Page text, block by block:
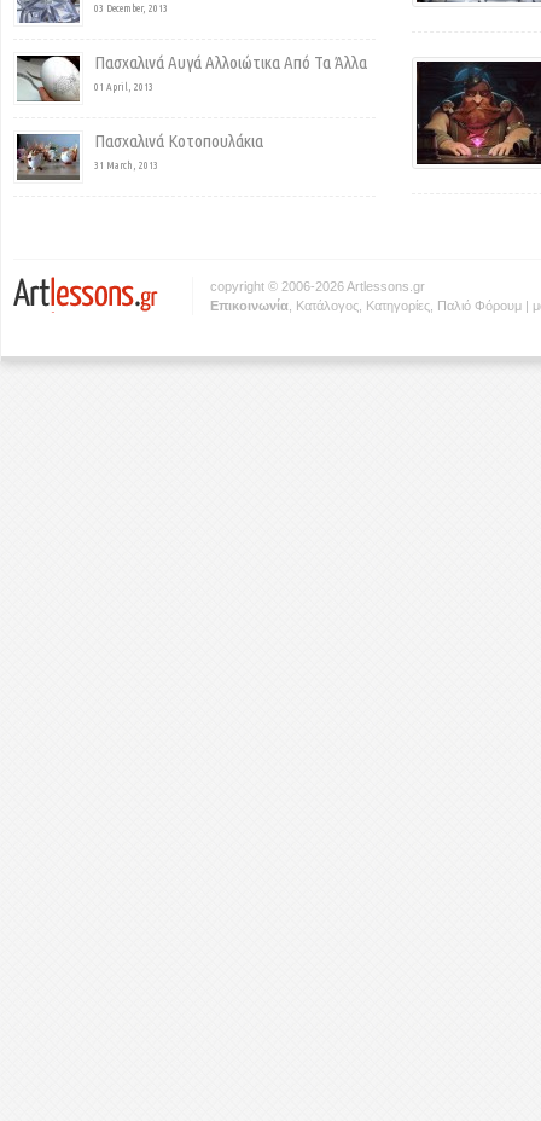
03 December, 2013
Πασχαλινά Αυγά Αλλοιώτικα Από Τα Άλλα
01 April, 2013
Πασχαλινά Κοτοπουλάκια
31 March, 2013
copyright © 2006-2026 Artlessons.gr
Eπικοινωνία Κατάλογος Κατηγορίες Παλιό Φόρουμ |